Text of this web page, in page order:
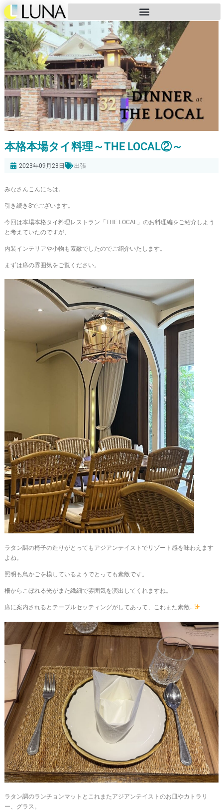
本格本場タイ料理～THE LOCAL②～
2023年09月23日 出張
みなさんこんにちは。
引き続きSでございます。
今回は本場本格タイ料理レストラン「THE LOCAL」のお料理編をご紹介しよう
と考えていたのですが、
内装インテリアや小物も素敵でしたのでご紹介いたします。
まずは席の雰囲気をご覧ください。
ラタン調の椅子の造りがとってもアジアンテイストでリゾート感を味わえます
よね。
照明も鳥かごを模しているようでとっても素敵です。
柵からこぼれる光がまた繊細で雰囲気を演出してくれますね。
席に案内されるとテーブルセッティングがしてあって、これまた素敵…
ラタン調のランチョンマットとこれまたアジアンテイストのお皿やカトラリ
ー、グラス。